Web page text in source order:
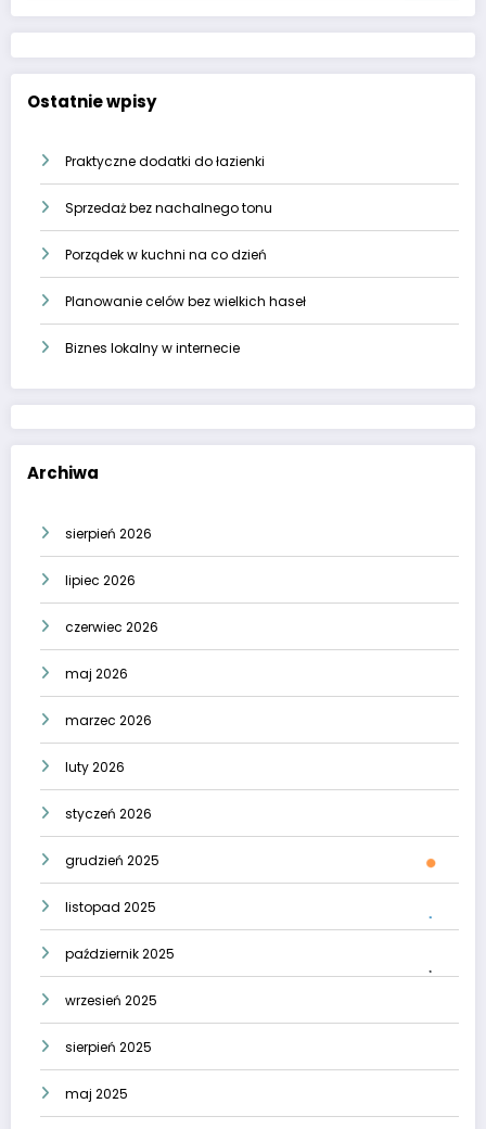
Ostatnie wpisy
Praktyczne dodatki do łazienki
Sprzedaż bez nachalnego tonu
Porządek w kuchni na co dzień
Planowanie celów bez wielkich haseł
Biznes lokalny w internecie
Archiwa
sierpień 2026
lipiec 2026
czerwiec 2026
maj 2026
marzec 2026
luty 2026
styczeń 2026
grudzień 2025
listopad 2025
październik 2025
wrzesień 2025
sierpień 2025
maj 2025